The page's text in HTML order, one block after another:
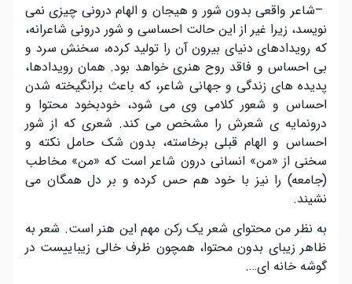
–شاعر واقعی بدون شور و هیجان و الهام درونی چیزی نمی
نویسد، زیرا غیر از این حالت احساسی و شور درونی شاعرانه،
که رویدادهای دنیای بیرون آن را تولید کرده، سخنش سرد و
بی احساس و فاقد روح هنری خواهد بود. همان رویدادها،
پدیده های زندگی و جهانی شاعر، که باعث برانگیخته شدن
احساس و شعور کلامی وی می شود، خودبخود محتوا و
درونمایه ی شعرش را مشخص می کند. شعری که از شور
احساس و الهام قبلی برخاسته، بدون شک حامل نکته و
سخنی از «من» انسانی درون شاعر است که «من» مخاطب
(جامعه) را نیز با خود هم حس کرده و بر دل همگان می
نشیند.
به نظر من محتوای شعر یک رکن مهم این هنر است. شعر به
ظاهر زیبای بدون محتوا، همچون ظرف خالی زیباییست در
گوشه خانه ای….